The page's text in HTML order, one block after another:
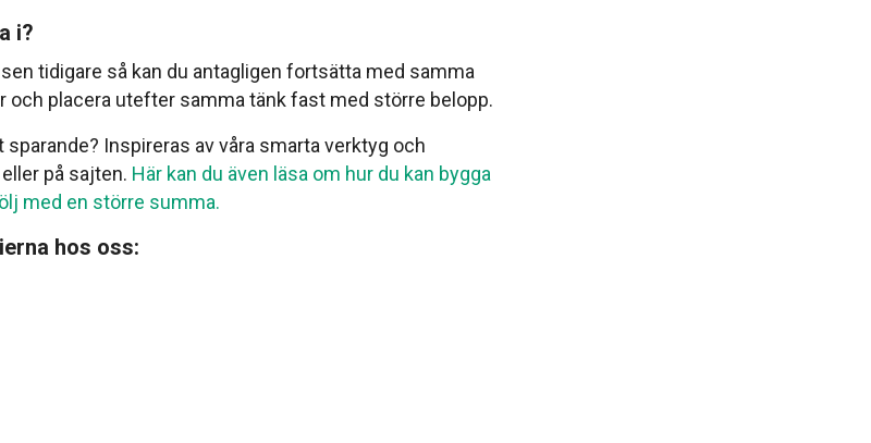
i?
tidigare så kan du antagligen fortsätta med samma
och placera utefter samma tänk fast med större belopp.
Inspireras av våra smarta verktyg och
på sajten. Här kan du även läsa om hur du kan bygga
med en större summa.
hos oss: